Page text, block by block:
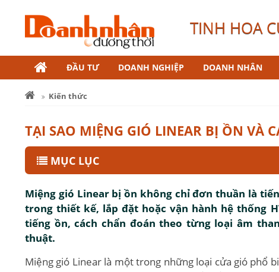
TINH HOA
ĐẦU TƯ DOANH NGHIỆP DOANH NHÂN
Kiến thức
TẠI SAO MIỆNG GIÓ LINEAR BỊ ỒN VÀ
MỤC LỤC
Miệng gió Linear bị ồn không chỉ đơn thuần là
trong thiết kế, lắp đặt hoặc vận hành hệ thống
tiếng ồn, cách chẩn đoán theo từng loại âm
thuật.
Miệng gió Linear là một trong những loại cửa gió phổ